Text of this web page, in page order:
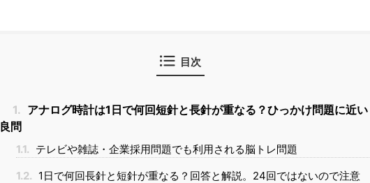
目次
1. アナログ時計は1日で何回短針と長針が重なる？ひっかけ問題に近い
良問
1.1. テレビや雑誌・企業採用問題でも利用される脳トレ問題
1.2. 1日で何回長針と短針が重なる？回答と解説。24回ではないので注意